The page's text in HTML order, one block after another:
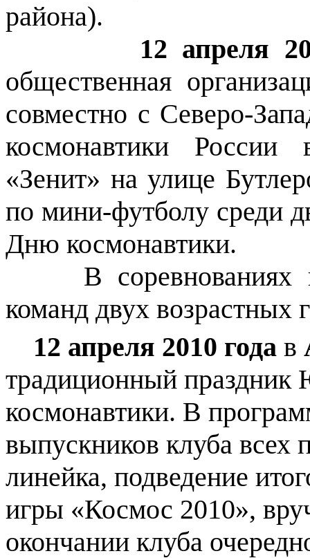
района).
12 апреля
общественная
совместно с Северо-
космонавтики
«Зенит» на улице
по мини-футболу среди
Дню космонавтики.
В
команд двух возрастных
12 апреля 2010 года в
традиционный праздник
космонавтики. В
выпускников клуба всех
линейка, подведение
игры «Космос 2010»,
окончании клуба